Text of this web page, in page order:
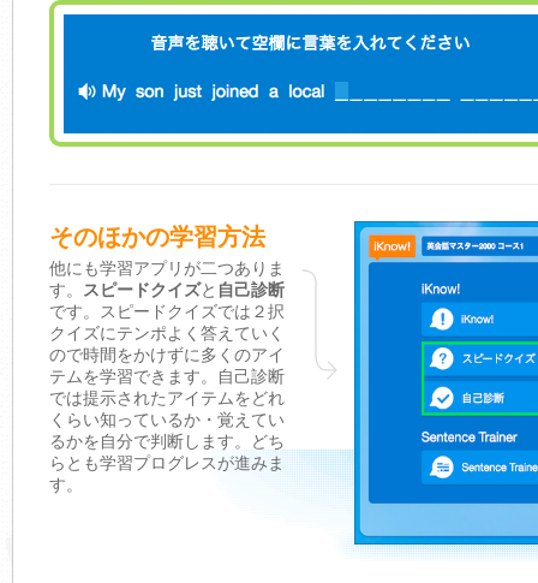
そのほかの学習方法
他にも学習アプリが二つありま
す。 スピードクイズと 自己診断
です。スピードクイズでは２択
クイズにテンポよく答えていく
ので時間をかけずに多くのアイ
テムを学習できます。自己診断
では提示されたアイテムをどれ
くらい知っているか・覚えてい
るかを自分で判断します。どち
らとも学習プログレスが進みま
す。